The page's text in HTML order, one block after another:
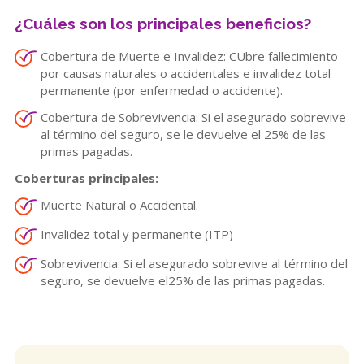
¿Cuáles son los principales beneficios?
Cobertura de Muerte e Invalidez: CUbre fallecimiento
por causas naturales o accidentales e invalidez total
permanente (por enfermedad o accidente).
Cobertura de Sobrevivencia: Si el asegurado sobrevive
al término del seguro, se le devuelve el 25% de las
primas pagadas.
Coberturas principales:
Muerte Natural o Accidental.
Invalidez total y permanente (ITP)
Sobrevivencia: Si el asegurado sobrevive al término del
seguro, se devuelve el25% de las primas pagadas.